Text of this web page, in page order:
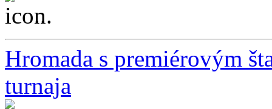
...
Hromada s premiérovým
turnaja